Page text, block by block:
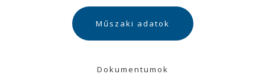
Műszaki adatok
Dokumentumok